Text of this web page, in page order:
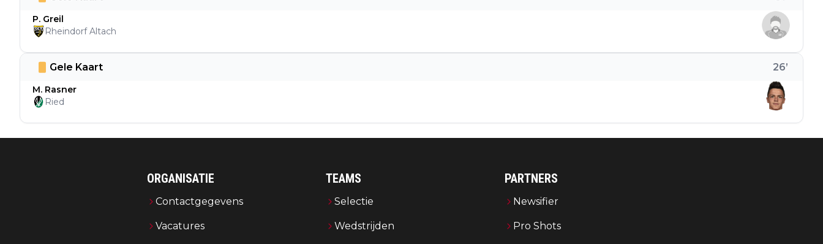
Gele Kaart 26’
M. Rasner
Ried
P. Greil
Rheindorf Altach
ORGANISATIE
Contactgegevens
Vacatures
TEAMS
Selectie
Wedstrijden
PARTNERS
Newsifier
Pro Shots